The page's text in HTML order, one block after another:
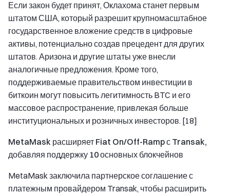
Если закон будет принят, Оклахома станет первым
штатом США, который разрешит крупномасштабное
государственное вложение средств в цифровые
активы, потенциально создав прецедент для других
штатов. Аризона и другие штаты уже внесли
аналогичные предложения. Кроме того,
поддерживаемые правительством инвестиции в
биткоин могут повысить легитимность BTC и его
массовое распространение, привлекая больше
институциональных и розничных инвесторов. [18]
MetaMask расширяет Fiat On/Off-Ramp с Transak,
добавляя поддержку 10 основных блокчейнов
MetaMask заключила партнерское соглашение с
платежным провайдером Transak, чтобы расширить